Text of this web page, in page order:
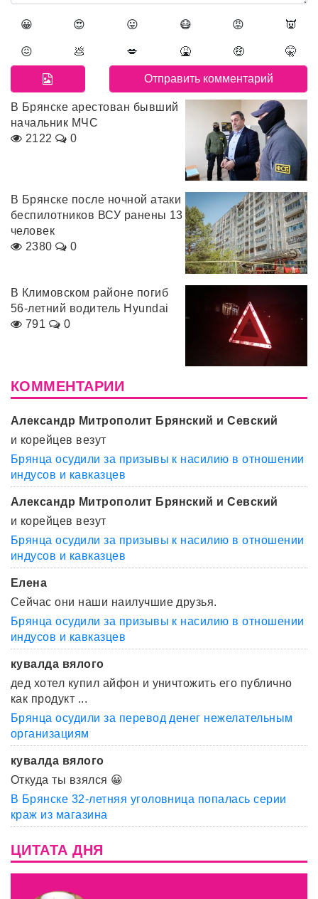
😀 😍 😛 😷 😡 👿
😖 💩 💋 🤮 🤑 🤫
В Брянске арестован бывший
начальник МЧС
2122
0
В Брянске после ночной атаки
беспилотников ВСУ ранены 13
человек
2380
0
В Климовском районе погиб
56-летний водитель Hyundai
791
0
КОММЕНТАРИИ
Александр Митрополит Брянский и Севский
и корейцев везут
Брянца осудили за призывы к насилию в отношении
индусов и кавказцев
Александр Митрополит Брянский и Севский
и корейцев везут
Брянца осудили за призывы к насилию в отношении
индусов и кавказцев
Елена
Сейчас они наши наилучшие друзья.
Брянца осудили за призывы к насилию в отношении
индусов и кавказцев
кувалда вялого
дед хотел купил айфон и уничтожить его публично
как продукт ...
Брянца осудили за перевод денег нежелательным
организациям
кувалда вялого
Откуда ты взялся 😀
В Брянске 32-летняя уголовница попалась серии
краж из магазина
ЦИТАТА ДНЯ